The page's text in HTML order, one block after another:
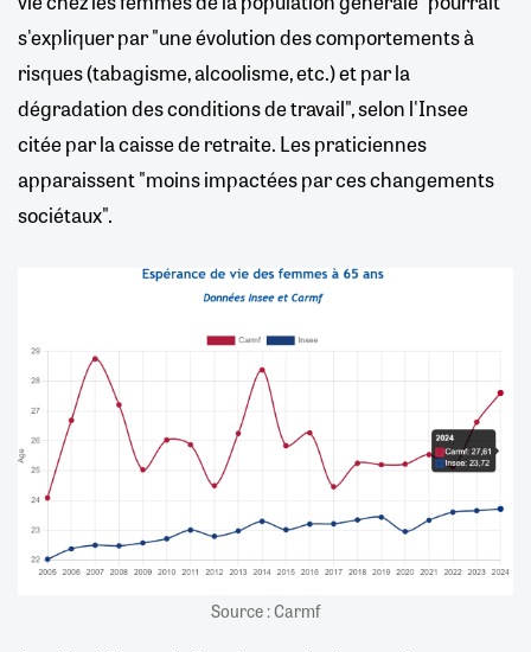
s'expliquer par "une évolution des comportements à
risques (tabagisme, alcoolisme, etc.) et par la
dégradation des conditions de travail", selon l'Insee
citée par la caisse de retraite. Les praticiennes
apparaissent "moins impactées par ces changements
sociétaux".
Source : Carmf